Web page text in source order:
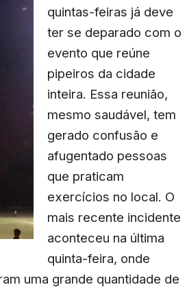
quintas-feiras já deve
ter se deparado com o
evento que reúne
pipeiros da cidade
inteira. Essa reunião,
mesmo saudável, tem
gerado confusão e
afugentado pessoas
que praticam
exercícios no local. O
mais recente incidente
aconteceu na última
quinta-feira, onde
uma grande quantidade de